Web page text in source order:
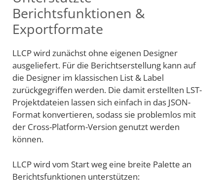
Berichtsfunktionen &
Exportformate
LLCP wird zunächst ohne eigenen Designer
ausgeliefert. Für die Berichtserstellung kann auf
die Designer im klassischen List & Label
zurückgegriffen werden. Die damit erstellten LST-
Projektdateien lassen sich einfach in das JSON-
Format konvertieren, sodass sie problemlos mit
der Cross-Platform-Version genutzt werden
können.
LLCP wird vom Start weg eine breite Palette an
Berichtsfunktionen unterstützen: